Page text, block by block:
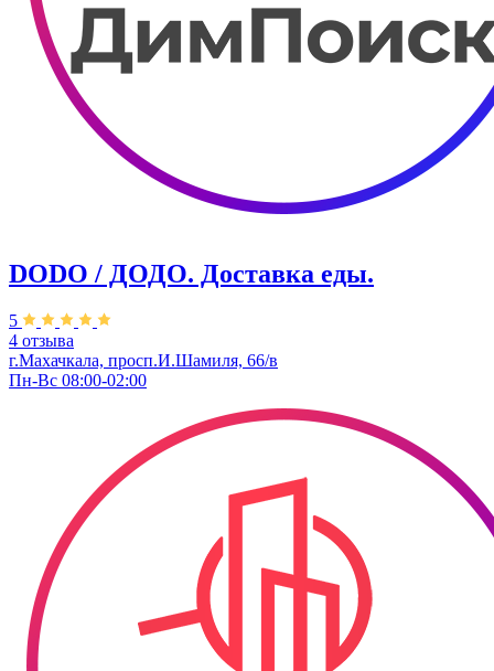
DODO / ДОДО. Доставка еды.
5
4 отзыва
г.Махачкала, просп.И.Шамиля, 66/в
Пн-Вс 08:00-02:00